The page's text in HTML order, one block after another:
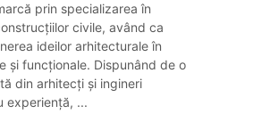
prin specializarea în
civile, având ca
ideilor arhitecturale în
și funcționale. Dispunând de o
din arhitecți și ingineri
experiență, ...